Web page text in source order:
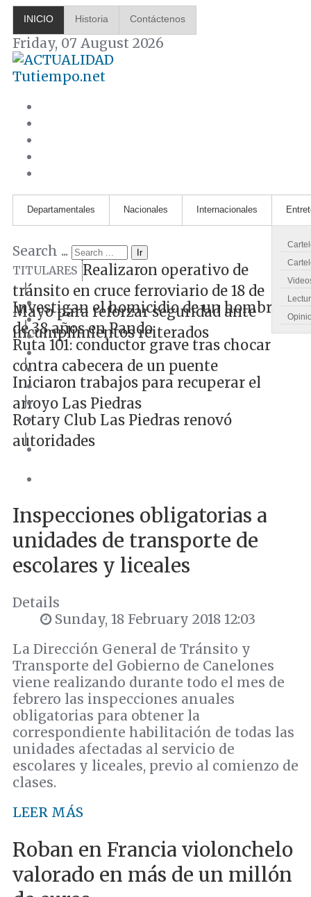
INICIO Historia Contáctenos
Friday, 07 August 2026
Tutiempo.net
Departamentales Nacionales Internacionales
Search ... Ir
TITULARES Realizaron operativo de
tránsito en cruce ferroviario de 18 de
Mayo para reforzar seguridad ante
incumplimientos reiterados
|
Investigan el homicidio de un hombre
de 38 años en Pando
|
Ruta 101: conductor grave tras chocar
contra cabecera de un puente
|
Iniciaron trabajos para recuperar el
arroyo Las Piedras
|
Rotary Club Las Piedras renovó
autoridades
|
Inspecciones obligatorias a
unidades de transporte de
escolares y liceales
Details
Sunday, 18 February 2018 12:03
La Dirección General de Tránsito y
Transporte del Gobierno de Canelones
viene realizando durante todo el mes de
febrero las inspecciones anuales
obligatorias para obtener la
correspondiente habilitación de todas las
unidades afectadas al servicio de
escolares y liceales, previo al comienzo de
clases.
LEER MÁS
Roban en Francia violonchelo
valorado en más de un millón